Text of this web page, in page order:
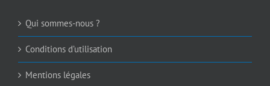
Qui sommes-nous ?
Conditions d’utilisation
Mentions légales